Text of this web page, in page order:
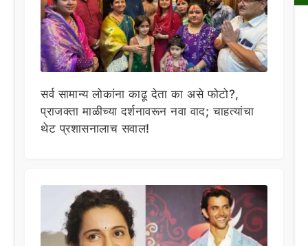
सर्व सामान्य लोकांना काढू देता का असे फोटो?,
प्राजक्ता माळीच्या दर्शनावरून नवा वाद; चाहत्यांचा
थेट प्रशासनालाच सवाल!